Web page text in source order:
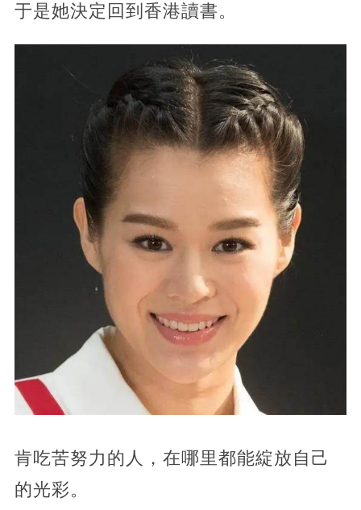
于是她決定回到香港讀書。
肯吃苦努力的人，在哪里都能綻放自己
的光彩。